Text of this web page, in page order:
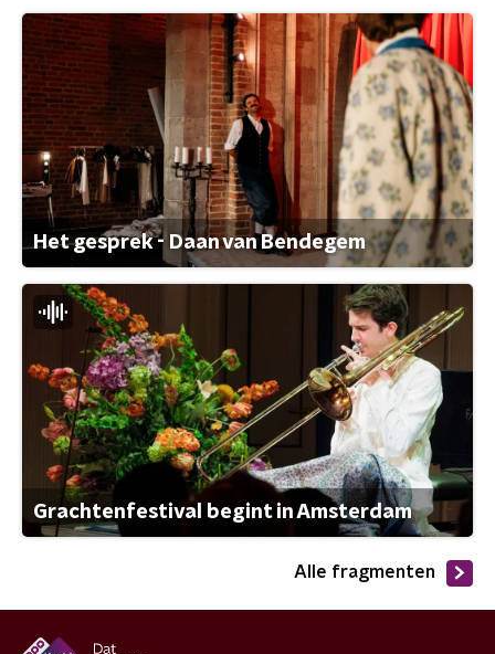
Het gesprek - Daan van Bendegem
Grachtenfestival begint in Amsterdam
Alle fragmenten